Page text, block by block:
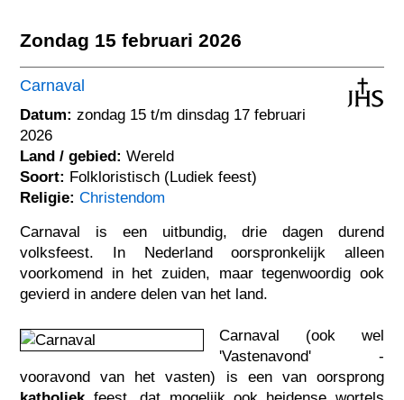
Zondag 15 februari 2026
Carnaval
Datum: zondag 15 t/m dinsdag 17 februari
2026
Land / gebied: Wereld
Soort: Folkloristisch (Ludiek feest)
Religie: Christendom
Carnaval is een uitbundig, drie dagen durend
volksfeest. In Nederland oorspronkelijk alleen
voorkomend in het zuiden, maar tegenwoordig ook
gevierd in andere delen van het land.
Carnaval (ook wel
'Vastenavond' -
vooravond van het vasten) is een van oorsprong